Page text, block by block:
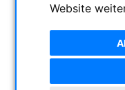
Website
TELESKOPE
CMOS & CCD
MECHANISCHES